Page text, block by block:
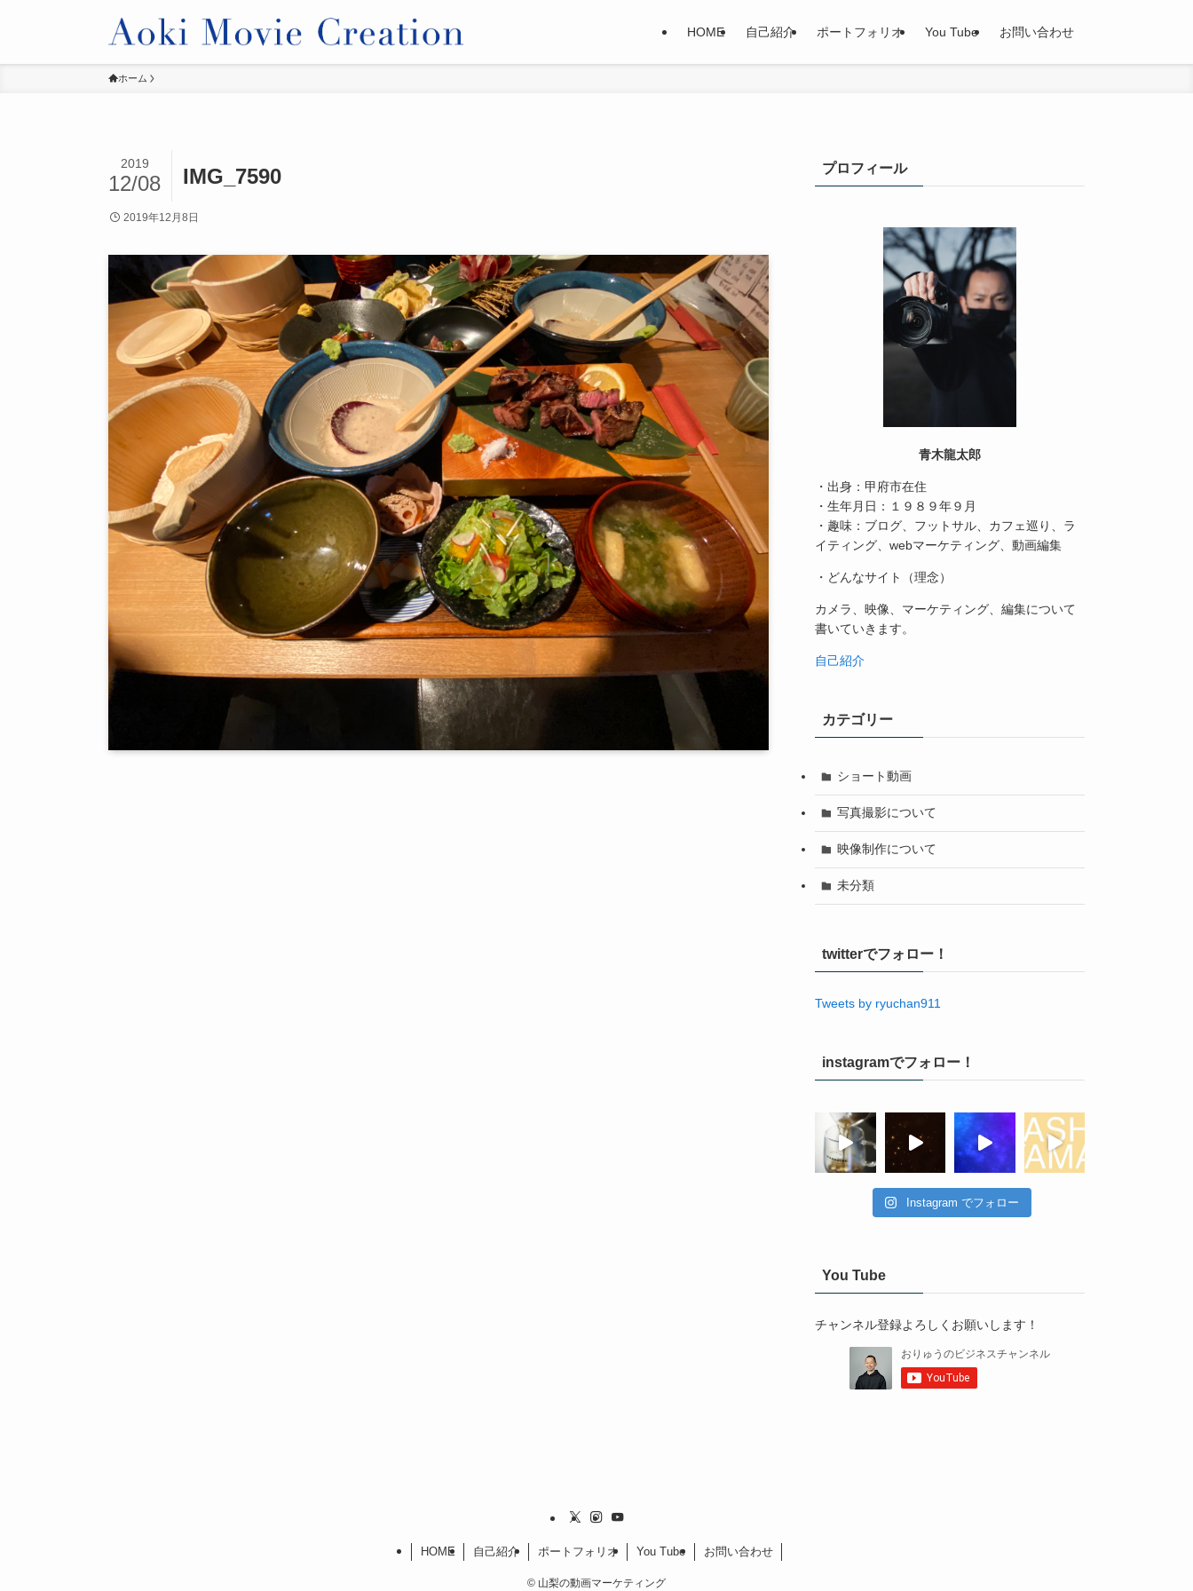
HOME 自己紹介 ポートフォリオ You Tube お問い合わせ
ホーム
IMG_7590
2019
12/08
2019年12月8日
プロフィール
青木龍太郎
・出身：甲府市在住
・生年月日：１９８９年９月
・趣味：ブログ、フットサル、カフェ巡り、ラ
イティング、webマーケティング、動画編集
・どんなサイト（理念）
カメラ、映像、マーケティング、編集について
書いていきます。
自己紹介
カテゴリー
ショート動画
写真撮影について
映像制作について
未分類
twitterでフォロー！
Tweets by ryuchan911
instagramでフォロー！
Instagram でフォロー
You Tube
チャンネル登録よろしくお願いします！
HOME 自己紹介 ポートフォリオ You Tube お問い合わせ
© 山梨の動画マーケティング